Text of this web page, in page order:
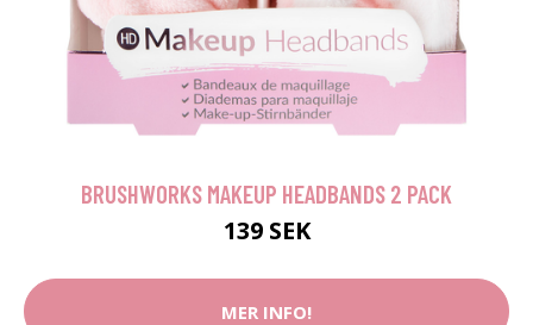
BRUSHWORKS MAKEUP HEADBANDS 2 PACK
139 SEK
MER INFO!